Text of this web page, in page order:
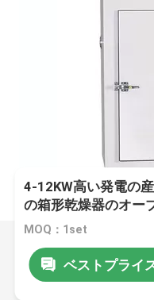
4-12KW高い発電の
の箱形乾燥器のオー
MOQ：1set
ベストプライ